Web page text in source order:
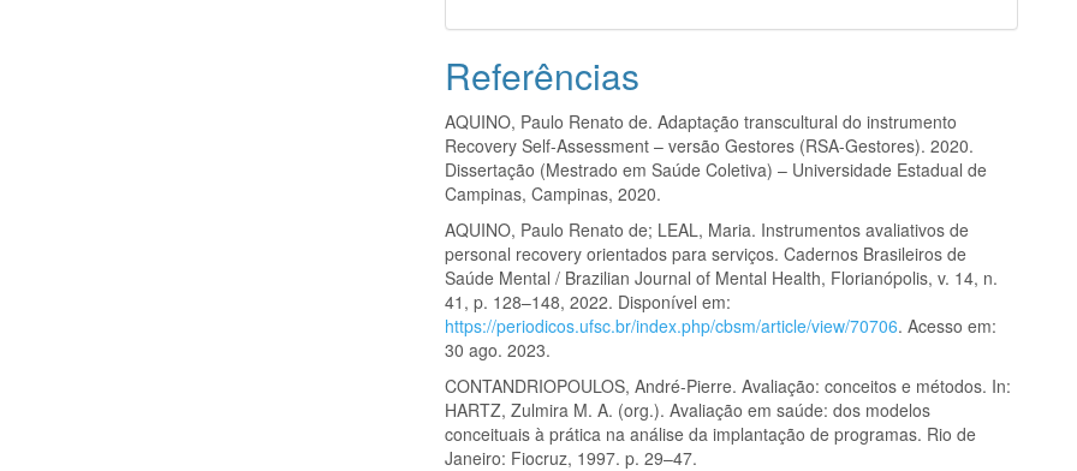
Referências
AQUINO, Paulo Renato de. Adaptação transcultural do instrumento
Recovery Self-Assessment – versão Gestores (RSA-Gestores). 2020.
Dissertação (Mestrado em Saúde Coletiva) – Universidade Estadual de
Campinas, Campinas, 2020.
AQUINO, Paulo Renato de; LEAL, Maria. Instrumentos avaliativos de
personal recovery orientados para serviços. Cadernos Brasileiros de
Saúde Mental / Brazilian Journal of Mental Health, Florianópolis, v. 14, n.
41, p. 128–148, 2022. Disponível em:
https://periodicos.ufsc.br/index.php/cbsm/article/view/70706. Acesso em:
30 ago. 2023.
CONTANDRIOPOULOS, André-Pierre. Avaliação: conceitos e métodos. In:
HARTZ, Zulmira M. A. (org.). Avaliação em saúde: dos modelos
conceituais à prática na análise da implantação de programas. Rio de
Janeiro: Fiocruz, 1997. p. 29–47.